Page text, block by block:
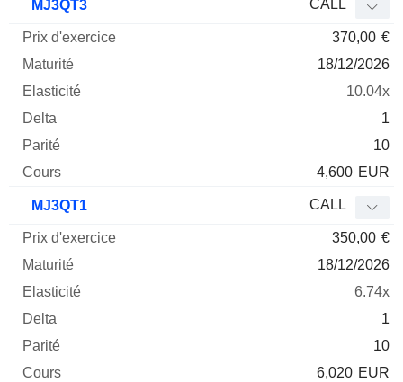
MJ3QT3 CALL
370,00 €
18/12/2026
10.04x
1
10
4,600 EUR
MJ3QT1 CALL
350,00 €
18/12/2026
6.74x
1
10
6,020 EUR